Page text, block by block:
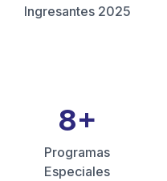
Ingresantes 2025
8+
Programas
Especiales